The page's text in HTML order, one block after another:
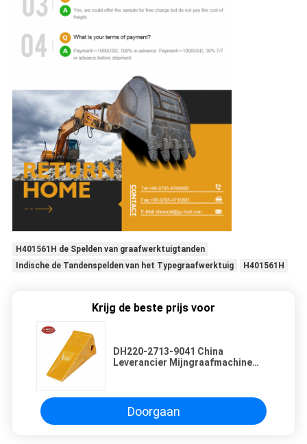
H401561H de Spelden van graafwerktuigtanden
Indische de Tandenspelden van het Typegraafwerktuig
H401561H
Krijg de beste prijs voor
DH220-2713-9041 China
Leverancier Mijngraafmachine
Doorgaan